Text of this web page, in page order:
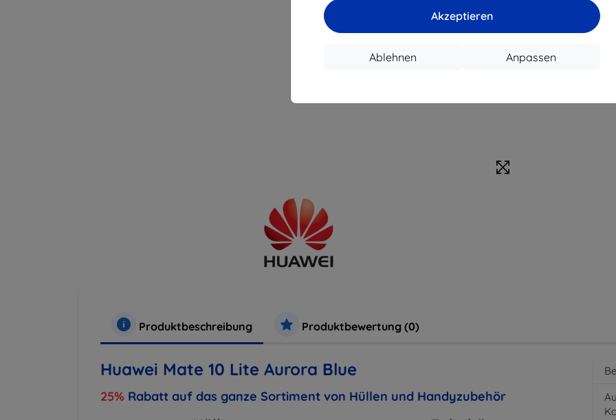
Akzeptieren
Anpassen
Ablehnen
Produktbeschreibung Produktbewertung (0)
Huawei Mate 10 Lite Aurora Blue
25% Rabatt auf das ganze Sortiment von Hüllen und Handyzubehör